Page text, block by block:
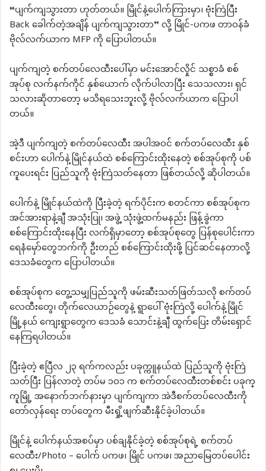
“ပျက်ကျသွားတာ ဟုတ်တယ်။ မြိုင်နဲ့ပေါက်ကြားမှာ၊ ဗုံးကြဲပြီး
Back ခေါက်တဲ့အချိန် ပျက်ကျသွားတာ” လို့ မြိုင်-ပကဖ တာဝန်ခံ
ဗိုလ်လက်ယာက MFP ကို ပြောပါတယ်။
ပျက်ကျတဲ့ စက်တပ်လေထီးပေါ်မှာ မင်းအောင်လှိုင် သစ္စာခံ စစ်
အုပ်စု လက်နက်ကိုင် နှစ်ယောက် လိုက်ပါလာပြီး သေသလား၊ ရှင်
သလားဆိုတာတော့ မသိရသေးဘူးလို့ ဗိုလ်လက်ယာက ပြောပါ
တယ်။
အဲ့ဒီ ပျက်ကျတဲ့ စက်တပ်လေထီး အပါအဝင် စက်တပ်လေထီး နှစ်
စင်းဟာ ပေါက်နဲ့မြိုင်နယ်ထဲ စစ်ကြောင်းထိုးနေတဲ့ စစ်အုပ်စုကို ပစ်
ကူပေးရင်း ပြည်သူကို ဗုံးကြဲသတ်နေတာ ဖြစ်တယ်လို့ ဆိုပါတယ်။
ပေါက်နဲ့ မြိုင်နယ်ထဲကို ပြီးခဲ့တဲ့ ရက်ပိုင်းက စတင်ကာ စစ်အုပ်စုက
အင်အားရာနဲ့ချီ အသုံးပြု၊ အဖွဲ့ သုံးဖွဲ့ထက်မနည်း ဖြန့်ခွဲကာ
စစ်ကြောင်းထိုးနေပြီး လက်ရှိမှာတော့ စစ်အုပ်စုတွေ ပြန်စုပေါင်းကာ
ရေနံမှော်တွေဘက်ကို ဦးတည် စစ်ကြောင်းထိုးဖို့ ပြင်ဆင်နေတာလို့
ဒေသခံတွေက ပြောပါတယ်။
စစ်အုပ်စုက တွေ့သမျှပြည်သူကို ဖမ်းဆီးသတ်ဖြတ်သလို စက်တပ်
လေထီးတွေ၊ တိုက်လေယာဉ်တွေနဲ့ ရွာပေါ် ဗုံးကြဲလို့ ပေါက်နဲ့မြိုင်
မြို့နယ် ကျေးရွာတွေက ဒေသခံ သောင်းနဲ့ချီ ထွက်ပြေး တိမ်းရှောင်
နေကြရပါတယ်။
ပြီးခဲ့တဲ့ ဧပြီလ ၂၃ ရက်ကလည်း ပခုက္ကူနယ်ထဲ ပြည်သူကို ဗုံးကြဲ
သတ်ပြီး ပြန်လာတဲ့ တပ်မ ၁၀၁ က စက်တပ်လေထီးတစ်စင်း ပခုက္
ကူမြို့ အနောက်ဘက်နားမှာ ပျက်ကျကာ အဲဒီစက်တပ်လေထီးကို
တော်လှန်ရေး တပ်တွေက မီးရှို့ဖျက်ဆီးနိုင်ခဲ့ပါတယ်။
မြိုင်နဲ့ ပေါက်နယ်အစပ်မှာ ပစ်ချနိုင်ခဲ့တဲ့ စစ်အုပ်စုရဲ့ စက်တပ်
လေထီး/Photo – ပေါက် ပကဖ၊ မြိုင် ပကဖ၊ အညာမြေတပ်ပေါင်း